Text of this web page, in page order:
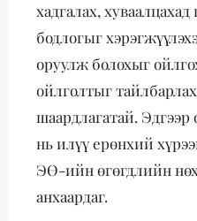
хадгалах,
бодлогыг
оруулж болохыг
ойлголтыг
шаардлагатай.
нь илүү ерөнхий
ЭӨ-ийн өгөгдлийн
анхаардаг.